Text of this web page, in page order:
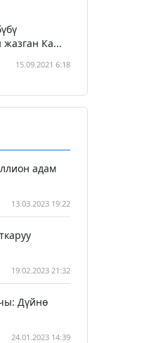
Ка...
15.09.2021 6:18
адам
13.03.2023 19:22
19.02.2023 21:32
Дүйнө
24.01.2023 14:39